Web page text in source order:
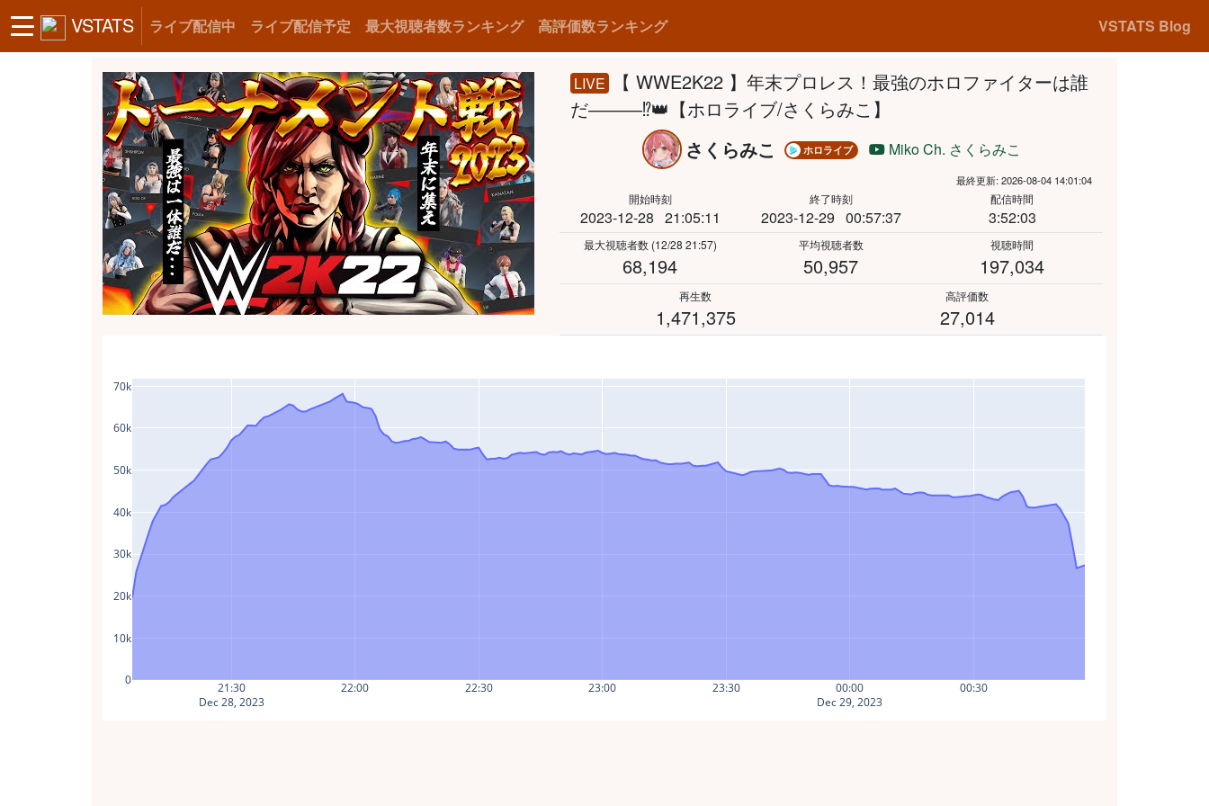
VSTATS ライブ配信中 ライブ配信予定 最大視聴者数ランキング 高評価数ランキング VSTATS Blog
LIVE
【 WWE2K22 】年末プロレス！最強のホロファイターは誰
だ―――⁉👑【ホロライブ/さくらみこ】
さくらみこ
ホロライブ Miko Ch. さくらみこ
最終更新: 2026-08-04 14:01:04
開始時刻
2023-12-28 21:05:11
終了時刻
2023-12-29 00:57:37
配信時間
3:52:03
最大視聴者数 (12/28 21:57)
68,194
平均視聴者数
50,957
視聴時間
197,034
再生数
1,471,375
高評価数
27,014
21:30
Dec 28, 2023
22:00 22:30 23:00 23:30 00:00
Dec 29, 2023
00:30
0
10k
20k
30k
40k
50k
60k
70k